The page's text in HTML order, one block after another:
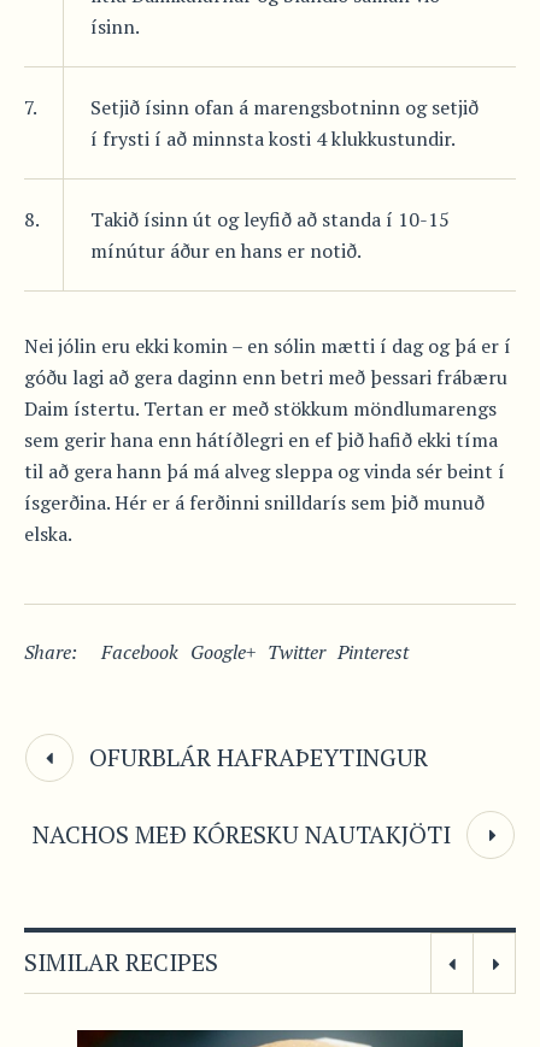
ísinn.
7.
Setjið ísinn ofan á marengsbotninn og setjið
í frysti í að minnsta kosti 4 klukkustundir.
8.
Takið ísinn út og leyfið að standa í 10-15
mínútur áður en hans er notið.
Nei jólin eru ekki komin – en sólin mætti í dag og þá er í
góðu lagi að gera daginn enn betri með þessari frábæru
Daim ístertu. Tertan er með stökkum möndlumarengs
sem gerir hana enn hátíðlegri en ef þið hafið ekki tíma
til að gera hann þá má alveg sleppa og vinda sér beint í
ísgerðina. Hér er á ferðinni snilldarís sem þið munuð
elska.
Share: Facebook Google+ Twitter Pinterest
OFURBLÁR HAFRAÞEYTINGUR
NACHOS MEÐ KÓRESKU NAUTAKJÖTI
SIMILAR RECIPES